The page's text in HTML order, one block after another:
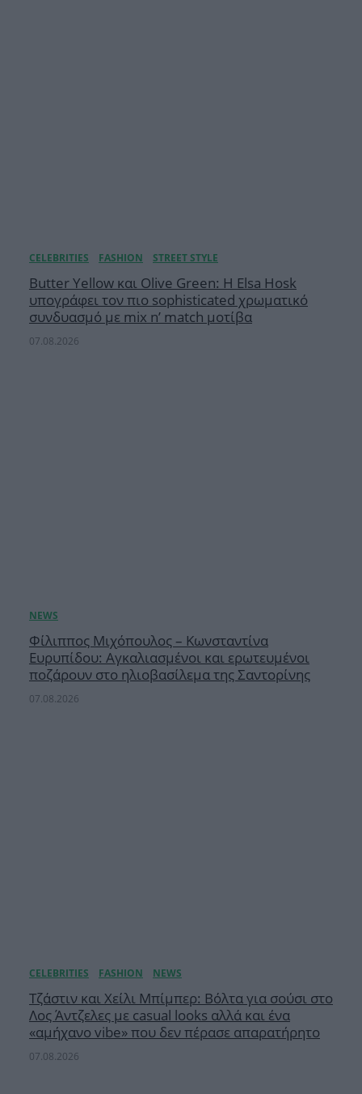
Butter Yellow και Olive Green: Η Elsa Hosk
υπογράφει τον πιο sophisticated χρωματικό
συνδυασμό με mix n’ match μοτίβα
07.08.2026
Φίλιππος Μιχόπουλος – Κωνσταντίνα
Ευρυπίδου: Αγκαλιασμένοι και ερωτευμένοι
ποζάρουν στο ηλιοβασίλεμα της Σαντορίνης
07.08.2026
Τζάστιν και Χείλι Μπίμπερ: Βόλτα για σούσι στο
Λος Άντζελες με casual looks αλλά και ένα
«αμήχανο vibe» που δεν πέρασε απαρατήρητο
07.08.2026